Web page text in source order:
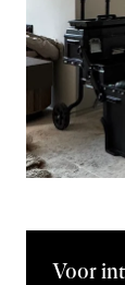
Voor